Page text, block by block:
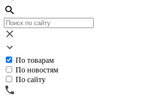
По товарам
По новостям
По сайту